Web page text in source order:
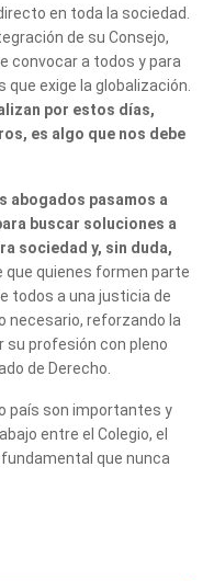
en toda la sociedad.
de su Consejo,
convocar a todos y para
exige la globalización.
por estos días,
es algo que nos debe
abogados pasamos a
buscar soluciones a
sociedad y, sin duda,
que quienes formen parte
todos a una justicia de
necesario, reforzando la
su profesión con pleno
de Derecho.
país son importantes y
entre el Colegio, el
que nunca